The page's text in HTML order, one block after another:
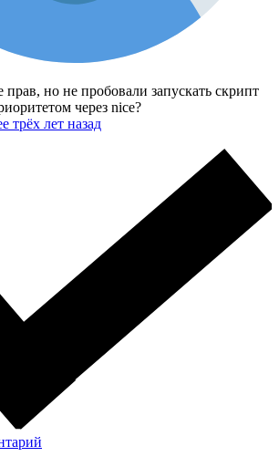
но не пробовали запускать скрипт
через nice?
трёх лет назад